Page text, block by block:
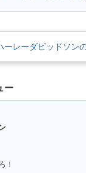
ーレーダビッドソン
ー
！